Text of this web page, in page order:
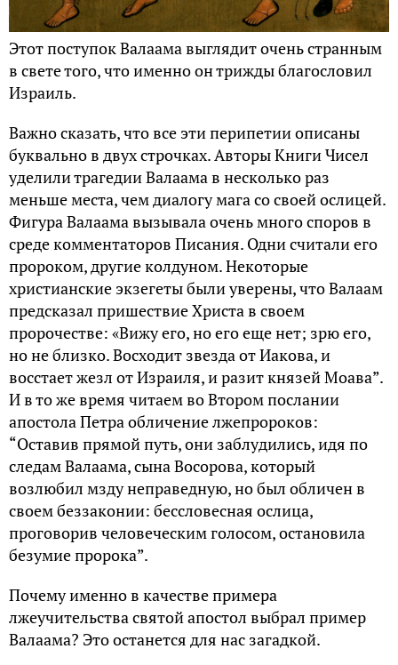
Этот поступок Валаама выглядит очень странным
в свете того, что именно он трижды благословил
Израиль.
Важно сказать, что все эти перипетии описаны
буквально в двух строчках. Авторы Книги Чисел
уделили трагедии Валаама в несколько раз
меньше места, чем диалогу мага со своей ослицей.
Фигура Валаама вызывала очень много споров в
среде комментаторов Писания. Одни считали его
пророком, другие колдуном. Некоторые
христианские экзегеты были уверены, что Валаам
предсказал пришествие Христа в своем
пророчестве: «Вижу его, но его еще нет; зрю его,
но не близко. Восходит звезда от Иакова, и
восстает жезл от Израиля, и разит князей Моава”.
И в то же время читаем во Втором послании
апостола Петра обличение лжепророков:
“Оставив прямой путь, они заблудились, идя по
следам Валаама, сына Восорова, который
возлюбил мзду неправедную, но был обличен в
своем беззаконии: бессловесная ослица,
проговорив человеческим голосом, остановила
безумие пророка”.
Почему именно в качестве примера
лжеучительства святой апостол выбрал пример
Валаама? Это останется для нас загадкой.